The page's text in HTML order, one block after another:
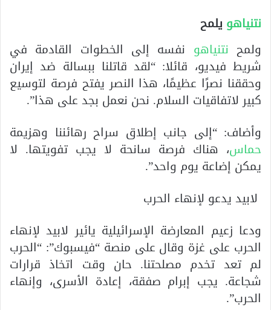
نتنياهو يلمح
ولمح نتنياهو نفسه إلى الخطوات القادمة في
شريط فيديو، قائلا: “لقد قاتلنا ببسالة ضد إيران
وحققنا نصرًا عظيمًا، هذا النصر يفتح فرصة لتوسيع
كبير لاتفاقيات السلام. نحن نعمل بجد على هذا”.
وأضاف: “إلى جانب إطلاق سراح رهائننا وهزيمة
حماس، هناك فرصة سانحة لا يجب تفويتها. لا
يمكن إضاعة يوم واحد”.
لابيد يدعو لإنهاء الحرب
ودعا زعيم المعارضة الإسرائيلية يائير لابيد لإنهاء
الحرب على غزة وقال على منصة “فيسبوك”: “الحرب
لم تعد تخدم مصلحتنا. حان وقت اتخاذ قرارات
شجاعة. يجب إبرام صفقة، إعادة الأسرى، وإنهاء
الحرب”.